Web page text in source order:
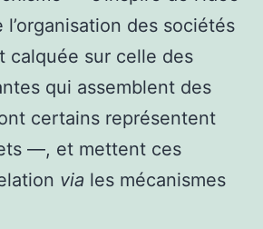
l’organisation des sociétés
calquée sur celle des
qui assemblent des
certains représentent
—, et mettent ces
via les mécanismes